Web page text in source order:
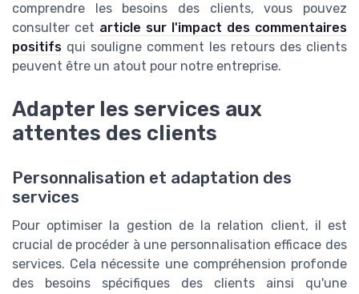
comprendre les besoins des clients, vous pouvez
consulter cet article sur l'impact des commentaires
positifs qui souligne comment les retours des clients
peuvent être un atout pour notre entreprise.
Adapter les services aux
attentes des clients
Personnalisation et adaptation des
services
Pour optimiser la gestion de la relation client, il est
crucial de procéder à une personnalisation efficace des
services. Cela nécessite une compréhension profonde
des besoins spécifiques des clients ainsi qu'une